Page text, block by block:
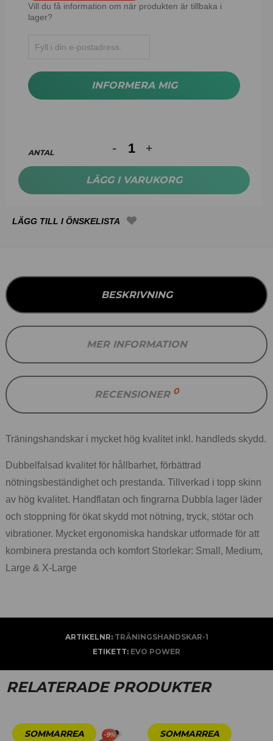
Vill du få information om när produkten är tillbaka i
lager?
INFORMERA MIG
ANTAL
LÄGG I VARUKORG
BESKRIVNING
MER INFORMATION
RECENSIONER 0
Träningshandskar i mycket hög kvalitet inkl. handleds skydd.
Dubbelfalsad kvalitet för hållbarhet, förbättrad
nötningsbeständighet och prestanda. Tillverkad i topp skinn
av hög kvalitet. Handflatan och fingrarna Dubbla lager läder
och stoppning för ökat skydd mot nötning, tryck, stötar och
vibrationer. Mycket ergonomiska handskar utformade för att
kombinera prestanda och komfort Storlekar: Small, Medium,
Large & X-Large
ARTIKELNR: TRÄNINGSHANDSKAR-1
ETIKETT: EVO POWER
RELATERADE PRODUKTER
-9%